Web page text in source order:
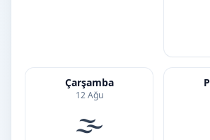
Çarşamba
12 Ağu
🌫️